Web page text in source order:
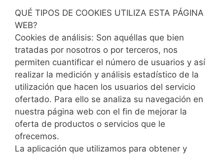
QUÉ TIPOS DE COOKIES UTILIZA ESTA PÁGINA
WEB?
Cookies de análisis: Son aquéllas que bien
tratadas por nosotros o por terceros, nos
permiten cuantificar el número de usuarios y así
realizar la medición y análisis estadístico de la
utilización que hacen los usuarios del servicio
ofertado. Para ello se analiza su navegación en
nuestra página web con el fin de mejorar la
oferta de productos o servicios que le
ofrecemos.
La aplicación que utilizamos para obtener y